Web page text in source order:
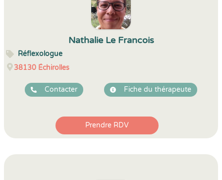
Nathalie Le Francois
Réflexologue
38130 Échirolles
Contacter Fiche du thérapeute
Prendre RDV